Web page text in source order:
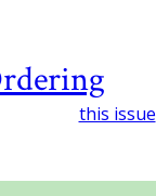
this issue